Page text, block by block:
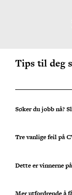
Tips til deg
Søker du jobb nå?
Tre vanlige feil på
Dette er vinnerne